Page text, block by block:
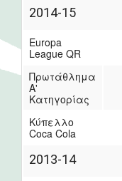
2014-15
Europa
League QR
Πρωτάθλημα
Α'
Κατηγορίας
Κύπελλο
Coca Cola
2013-14